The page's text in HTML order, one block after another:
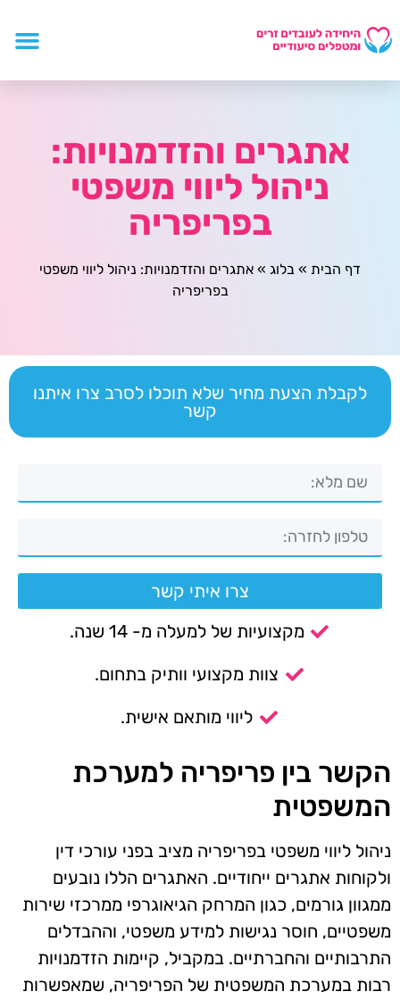
אתגרים והזדמנויות:
ניהול ליווי משפטי
בפריפריה
דף הבית » בלוג » אתגרים והזדמנויות: ניהול ליווי משפטי
בפריפריה
לקבלת הצעת מחיר שלא תוכלו לסרב צרו איתנו
קשר
צרו איתי קשר
מקצועיות של למעלה מ- 14 שנה.
צוות מקצועי וותיק בתחום.
ליווי מותאם אישית.
הקשר בין פריפריה למערכת
המשפטית
ניהול ליווי משפטי בפריפריה מציב בפני עורכי דין
ולקוחות אתגרים ייחודיים. האתגרים הללו נובעים
ממגוון גורמים, כגון המרחק הגיאוגרפי ממרכזי שירות
משפטיים, חוסר נגישות למידע משפטי, וההבדלים
התרבותיים והחברתיים. במקביל, קיימות הזדמנויות
רבות במערכת המשפטית של הפריפריה, שמאפשרות